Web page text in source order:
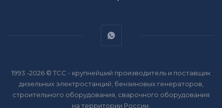
1993 -2026 © ТСС - крупнейший производитель и поставщик
дизельных электростанций, бензиновых генераторов,
строительного оборудования, сварочного оборудования
на территории России.